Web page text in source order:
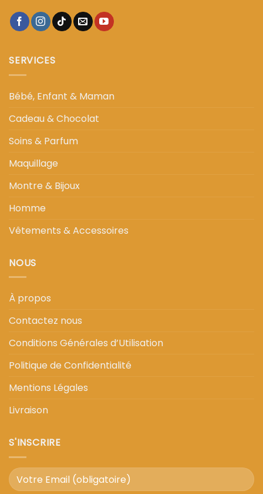
SERVICES
Bébé, Enfant & Maman
Cadeau & Chocolat
Soins & Parfum
Maquillage
Montre & Bijoux
Homme
Vêtements & Accessoires
NOUS
À propos
Contactez nous
Conditions Générales d’Utilisation
Politique de Confidentialité
Mentions Légales
Livraison
S'INSCRIRE